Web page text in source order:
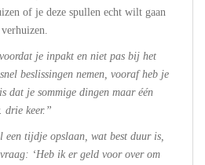
of je deze spullen echt wilt gaan
je inpakt en niet pas bij het
beslissingen nemen, vooraf heb je
dat je sommige dingen maar één
drie keer.”
tijdje opslaan, wat best duur is,
‘Heb ik er geld voor over om